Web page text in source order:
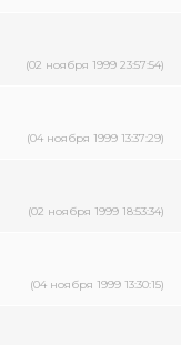
(02 ноября 1999 23:57:54)
(04 ноября 1999 13:37:29)
(02 ноября 1999 18:53:34)
(04 ноября 1999 13:30:15)